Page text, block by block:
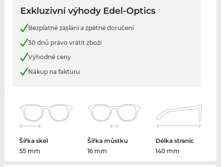
Exkluzivní výhody Edel-Optics
Bezplatné zaslání a zpětné doručení
30 dnů právo vrátit zboží
Výhodné ceny
Nákup na fakturu
Šířka skel
55 mm
Šířka můstku
16 mm
Délka stranic
140 mm